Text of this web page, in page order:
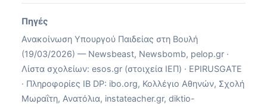
Πηγές
Ανακοίνωση Υπουργού Παιδείας στη Βουλή
(19/03/2026) — Newsbeast, Newsbomb, pelop.gr ·
Λίστα σχολείων: esos.gr (στοιχεία ΙΕΠ) · EPIRUSGATE
· Πληροφορίες IB DP: ibo.org, Κολλέγιο Αθηνών, Σχολή
Μωραΐτη, Ανατόλια, instateacher.gr, diktio-